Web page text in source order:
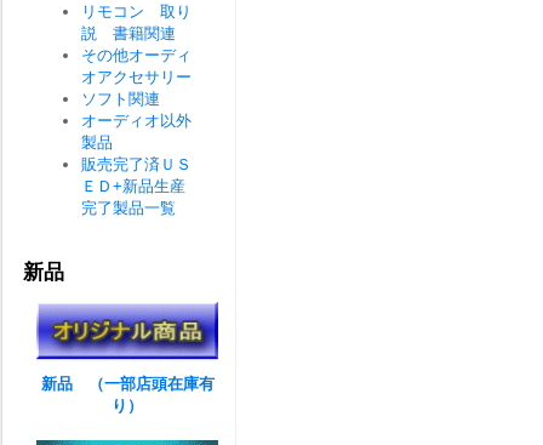
リモコン 取り
説 書籍関連
その他オーディ
オアクセサリー
ソフト関連
オーディオ以外
製品
販売完了済ＵＳ
ＥＤ+新品生産
完了製品一覧
新品
新品 （一部店頭在庫有
り）